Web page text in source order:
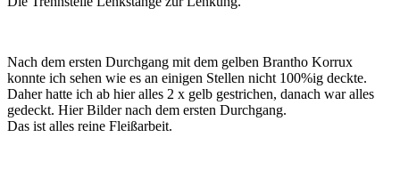
Nach dem ersten Durchgang mit dem gelben Brantho Korrux
konnte ich sehen wie es an einigen Stellen nicht 100%ig deckte.
Daher hatte ich ab hier alles 2 x gelb gestrichen, danach war alles
gedeckt. Hier Bilder nach dem ersten Durchgang.
Das ist alles reine Fleißarbeit.